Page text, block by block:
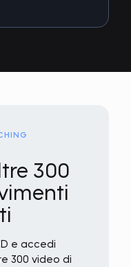
300
e accedi
300 video di